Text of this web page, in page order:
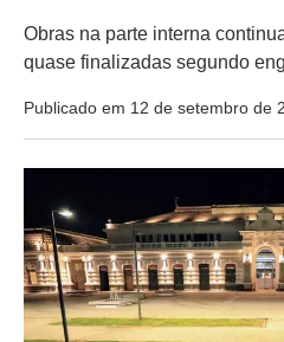
Obras na parte interna
quase finalizadas segundo
Publicado em 12 de setembro de